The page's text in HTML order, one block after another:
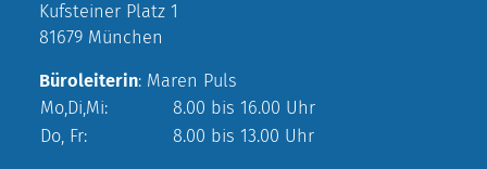
Kufsteiner Platz 1
81679 München
Büroleiterin: Maren Puls
Mo,Di,Mi:
8.00 bis 16.00 Uhr
Do, Fr:
8.00 bis 13.00 Uhr